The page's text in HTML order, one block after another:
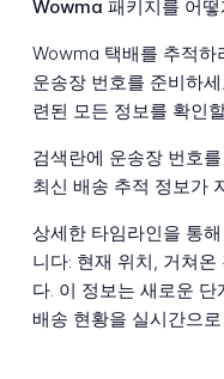
Wowma 패키지를 어
Wowma 택배를 추적하
운송장 번호를 준비하
련된 모든 정보를 확인
검색란에 운송장 번호
최신 배송 추적 정보가
상세한 타임라인을 통
니다: 현재 위치, 거쳐
다. 이 정보는 새로운
배송 현황을 실시간으